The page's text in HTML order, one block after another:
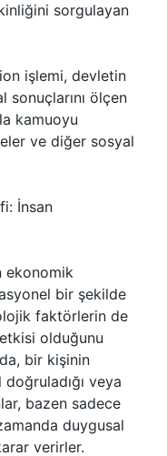
sorgulayan
işlemi, devletin
sonuçlarını ölçen
kamuoyu
ve diğer sosyal
İnsan
ekonomik
bir şekilde
faktörlerin de
olduğunu
bir kişinin
doğruladığı veya
bazen sadece
duygusal
verirler.